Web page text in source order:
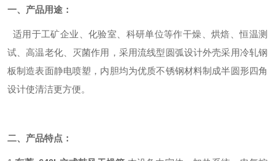
一、产品用途：
适用于工矿企业、化验室、科研单位等作干燥、烘焙、恒温测
试、高温老化、灭菌作用，采用流线型圆弧设计外壳采用冷轧钢
板制造表面静电喷塑，内胆均为优质不锈钢材料制成半圆形四角
设计使清洁更方便。
二、产品特点：